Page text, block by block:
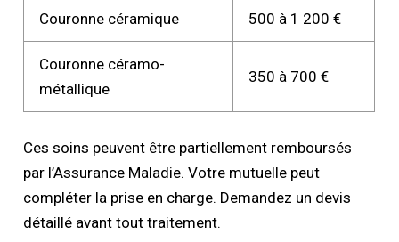
Couronne céramique 500 à 1 200 €
Couronne céramo-
métallique
350 à 700 €
Ces soins peuvent être partiellement remboursés
par l’Assurance Maladie. Votre mutuelle peut
compléter la prise en charge. Demandez un devis
détaillé avant tout traitement.